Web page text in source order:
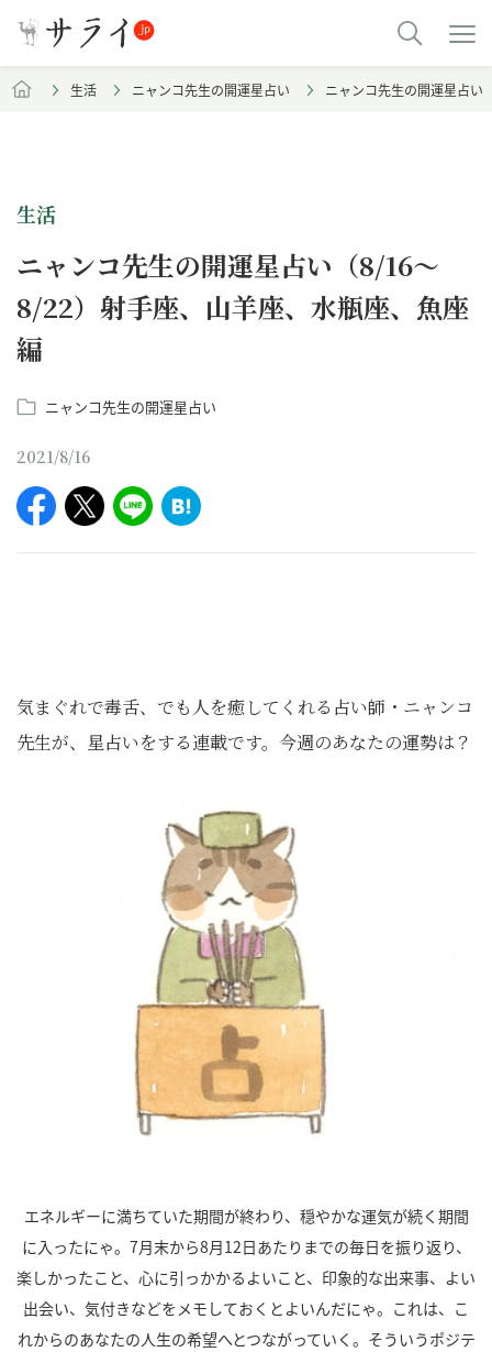
生活 ニャンコ先生の開運星占い ニャンコ先生の開運星占
生活
ニャンコ先生の開運星占い（8/16～
8/22）射手座、山羊座、水瓶座、魚座
編
ニャンコ先生の開運星占い
2021/8/16
気まぐれで毒舌、でも人を癒してくれる占い師・ニャンコ
先生が、星占いをする連載です。今週のあなたの運勢は？
エネルギーに満ちていた期間が終わり、穏やかな運気が続く期間
に入ったにゃ。 7月末から8月12日あたりまでの毎日を振り返り、
楽しかったこと、心に引っかかるよいこと、印象的な出来事、よい
出会い、気付きなどをメモしておくとよいんだにゃ。これは、こ
れからのあなたの人生の希望へとつながっていく。そういうポジテ